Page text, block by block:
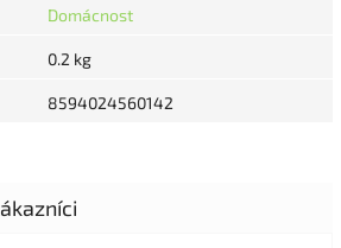
Domácnost
0.2 kg
8594024560142